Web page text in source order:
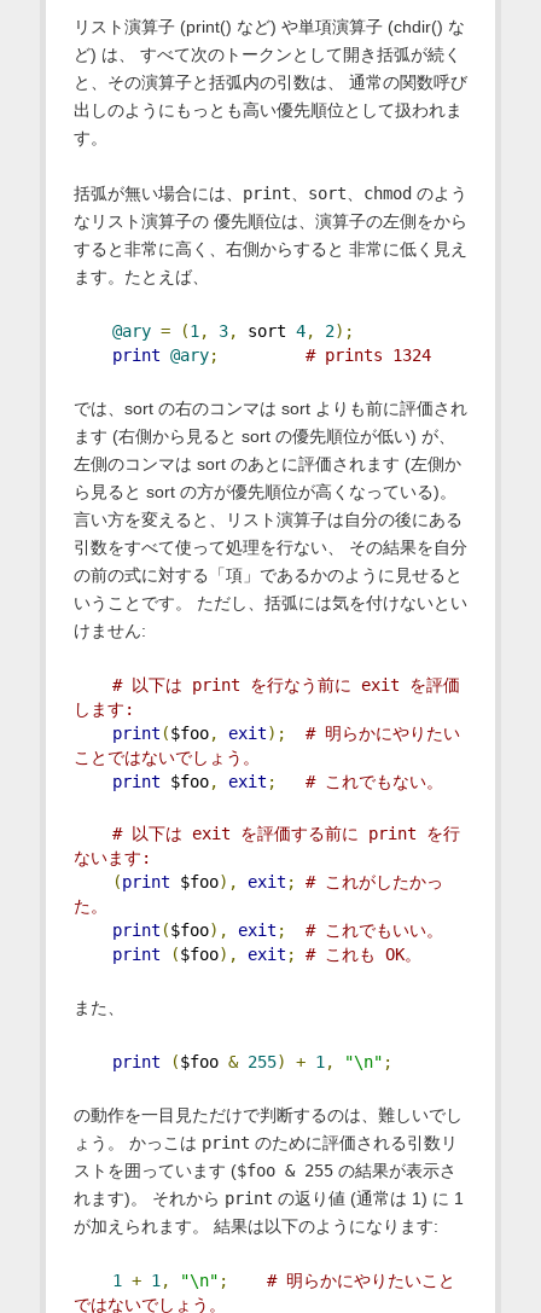
リスト演算子 (print() など) や単項演算子 (chdir() な
ど) は、 すべて次のトークンとして開き括弧が続く
と、その演算子と括弧内の引数は、 通常の関数呼び
出しのようにもっとも高い優先順位として扱われま
す。
括弧が無い場合には、 print sort chmod のよう
なリスト演算子の 優先順位は、演算子の左側をから
すると非常に高く、右側からすると 非常に低く見え
ます。たとえば、
@ary = (1 , 3, sort 4, 2);
print @ary; # prints 1324
では、sort の右のコンマは sort よりも前に評価され
ます (右側から見ると sort の優先順位が低い) が、
左側のコンマは sort のあとに評価されます (左側か
ら見ると sort の方が優先順位が高くなっている)。
言い方を変えると、リスト演算子は自分の後にある
引数をすべて使って処理を行ない、 その結果を自分
の前の式に対する「項」であるかのように見せると
いうことです。 ただし、括弧には気を付けないとい
けません:
# 以下は print を行なう前に exit を評価
します:
print ($foo, exit);
# 明らかにやりたい
ことではないでしょう。
print $foo, exit ; # これでもない。
# 以下は exit を評価する前に print を行
ないます:
(print $foo), exit ;
# これがしたかっ
た。
print ($foo), exit ;
# これでもいい。
print
($foo), exit ; # これも OK。
また、
print ($foo & 255) + 1, "\n" ;
の動作を一目見ただけで判断するのは、難しいでし
ょう。 かっこは print のために評価される引数リ
ストを囲っています ($foo & 255の結果が表示さ
れます)。 それから print の返り値 (通常は 1) に 1
が加えられます。 結果は以下のようになります:
1 + 1, "\n" ;
# 明らかにやりたいこと
ではないでしょう。